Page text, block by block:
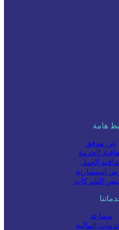
هامة
عن موفق
الخدمة
العمل
استثمارية
الشركات
مساعد
المالية